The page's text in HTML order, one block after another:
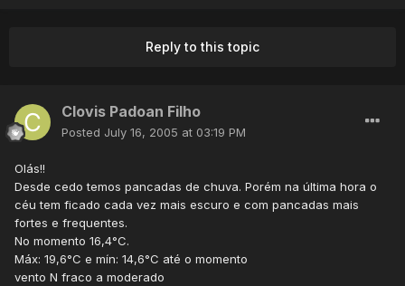
Reply to this topic
Clovis Padoan Filho
Posted July 16, 2005 at 03:19 PM
Olás!!
Desde cedo temos pancadas de chuva. Porém na última hora o
céu tem ficado cada vez mais escuro e com pancadas mais
fortes e frequentes.
No momento 16,4°C.
Máx: 19,6°C e mín: 14,6°C até o momento
vento N fraco a moderado